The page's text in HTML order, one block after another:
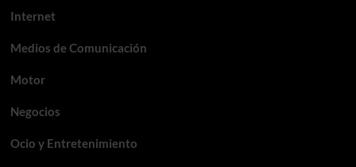
Internet
Medios de Comunicación
Motor
Negocios
Ocio y Entretenimiento